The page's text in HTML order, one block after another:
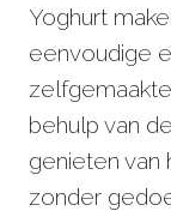
Yoghurt
eenvoudige
behulp van
genieten van
zonder